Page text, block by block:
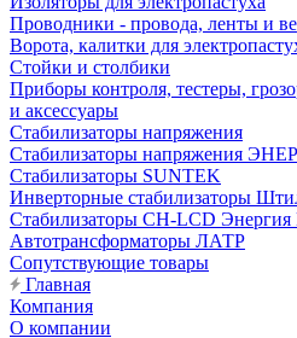
Проводники - провода, ленты и
Ворота, калитки для
Стойки и столбики
Приборы контроля, тестеры,
и аксессуары
Стабилизаторы напряжения
Стабилизаторы напряжения
Стабилизаторы SUNTEK
Инверторные стабилизаторы
Стабилизаторы СН-LCD
Автотрансформаторы ЛАТР
Сопутствующие товары
Главная
Компания
О компании